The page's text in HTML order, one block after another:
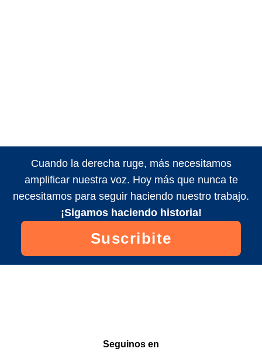
Cuando la derecha ruge, más necesitamos
amplificar nuestra voz. Hoy más que nunca te
necesitamos para seguir haciendo nuestro trabajo.
¡Sigamos haciendo historia!
Suscribite
Seguinos en